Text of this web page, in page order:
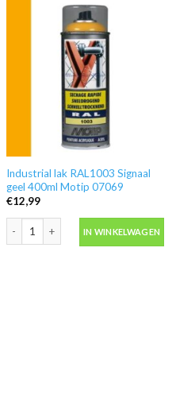
Motip 07171 aantal
Industrial lak RAL1003 Signaal
geel 400ml Motip 07069
€12,99
Industrial lak RAL1003 Signaal geel
IN WINKELWAGEN